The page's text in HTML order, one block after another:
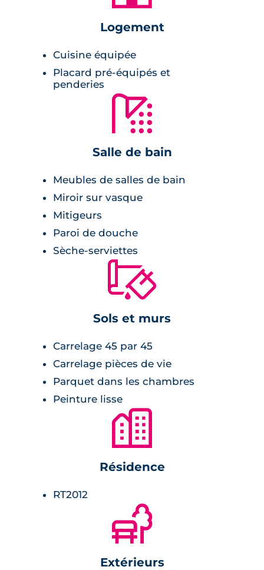
roulants automatisés.
Les espaces communs de la résidence sont
dessinés par une architecte d’intérieur. Le
partagés. Les résidents peuvent profiter de
garages ou d’espaces de stationnement
Logement
Cuisine équipée
Placard pré-équipés et
penderies
🚿
Salle de bain
Meubles de salles de bain
Miroir sur vasque
Mitigeurs
Paroi de douche
Sèche-serviettes
🔨
Sols et murs
Carrelage 45 par 45
Carrelage pièces de vie
Parquet dans les chambres
Peinture lisse
🏙
Résidence
RT2012
🌲
Extérieurs